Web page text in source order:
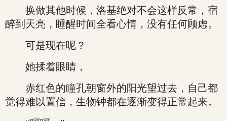
换做其他时候，洛基绝对不会这样反常，宿
醉到天亮，睡醒时间全看心情，没有任何顾虑。
可是现在呢？
她揉着眼睛，
赤红色的瞳孔朝窗外的阳光望过去，自己都
觉得难以置信，生物钟都在逐渐变得正常起来。